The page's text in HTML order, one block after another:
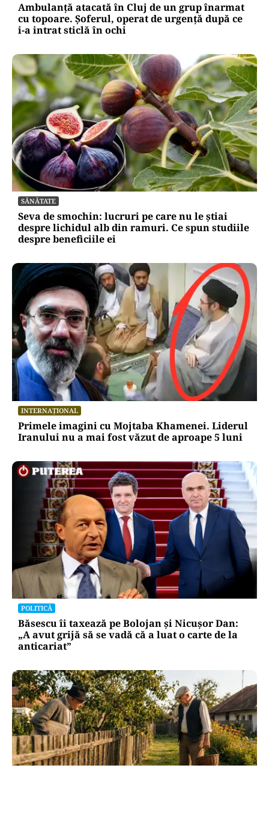
Ambulanță atacată în Cluj de un grup înarmat
cu topoare. Șoferul, operat de urgență după ce
i-a intrat sticlă în ochi
SĂNĂTATE
Seva de smochin: lucruri pe care nu le știai
despre lichidul alb din ramuri. Ce spun studiile
despre beneficiile ei
INTERNAȚIONAL
Primele imagini cu Mojtaba Khamenei. Liderul
Iranului nu a mai fost văzut de aproape 5 luni
POLITICĂ
Băsescu îi taxează pe Bolojan și Nicușor Dan:
„A avut grijă să se vadă că a luat o carte de la
anticariat”